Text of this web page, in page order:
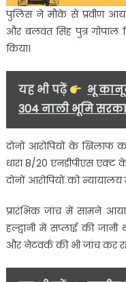
पुलिस ने मौके से प्रवीण
और बलवंत सिंह पुत्र गोपाल
किया।
यह भी पढ़ें
भू
304 नाली भूमि
दोनों आरोपियों के खिलाफ
धारा 8/20 एनडीपीएस एक्ट
दोनों आरोपियों को
प्रारंभिक जांच में सामने
हल्द्वानी में सप्लाई की
और नेटवर्क की भी जांच कर